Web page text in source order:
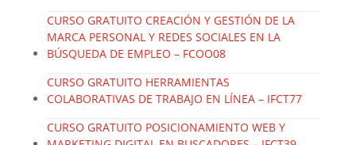
CURSO GRATUITO CREACIÓN Y GESTIÓN DE LA
MARCA PERSONAL Y REDES SOCIALES EN LA
BÚSQUEDA DE EMPLEO – FCOO08
CURSO GRATUITO HERRAMIENTAS
COLABORATIVAS DE TRABAJO EN LÍNEA – IFCT77
CURSO GRATUITO POSICIONAMIENTO WEB Y